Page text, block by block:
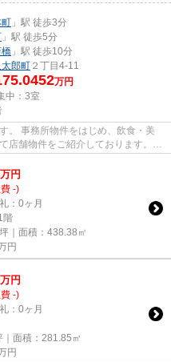
」駅 徒歩3分
」駅 徒歩5分
」駅 徒歩10分
太郎町 ２丁目4-11
万円
中： 3室
。 事務所物件をはじめ、飲食・美
店舗物件をご紹介しております。
万円
-)
：0ヶ月
階
｜面積：438.38㎡
円
万円
-)
：0ヶ月
面積：281.85㎡
円